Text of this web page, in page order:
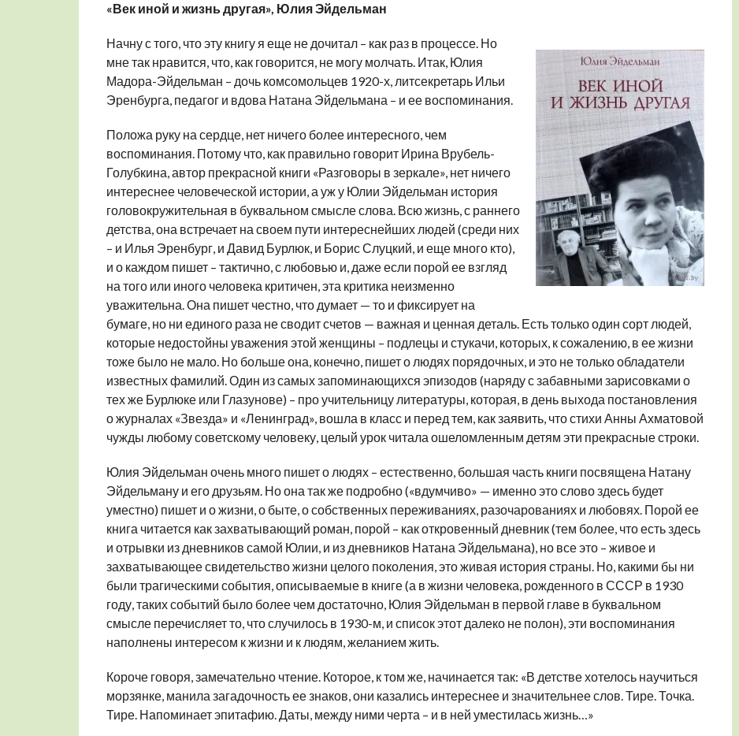
«Век иной и жизнь другая», Юлия Эйдельман
Начну с того, что эту книгу я еще не дочитал – как раз в процессе. Но
мне так нравится, что, как говорится, не могу молчать. Итак, Юлия
Мадора-Эйдельман – дочь комсомольцев 1920-х, литсекретарь Ильи
Эренбурга, педагог и вдова Натана Эйдельмана – и ее воспоминания.
Положа руку на сердце, нет ничего более интересного, чем
воспоминания. Потому что, как правильно говорит Ирина Врубель-
Голубкина, автор прекрасной книги «Разговоры в зеркале», нет ничего
интереснее человеческой истории, а уж у Юлии Эйдельман история
головокружительная в буквальном смысле слова. Всю жизнь, с раннего
детства, она встречает на своем пути интереснейших людей (среди них
– и Илья Эренбург, и Давид Бурлюк, и Борис Слуцкий, и еще много кто),
и о каждом пишет – тактично, с любовью и, даже если порой ее взгляд
на того или иного человека критичен, эта критика неизменно
уважительна. Она пишет честно, что думает — то и фиксирует на
бумаге, но ни единого раза не сводит счетов — важная и ценная деталь. Есть только один сорт людей,
которые недостойны уважения этой женщины – подлецы и стукачи, которых, к сожалению, в ее жизни
тоже было не мало. Но больше она, конечно, пишет о людях порядочных, и это не только обладатели
известных фамилий. Один из самых запоминающихся эпизодов (наряду с забавными зарисовками о
тех же Бурлюке или Глазунове) – про учительницу литературы, которая, в день выхода постановления
о журналах «Звезда» и «Ленинград», вошла в класс и перед тем, как заявить, что стихи Анны Ахматовой
чужды любому советскому человеку, целый урок читала ошеломленным детям эти прекрасные строки.
Юлия Эйдельман очень много пишет о людях – естественно, большая часть книги посвящена Натану
Эйдельману и его друзьям. Но она так же подробно («вдумчиво» — именно это слово здесь будет
уместно) пишет и о жизни, о быте, о собственных переживаниях, разочарованиях и любовях. Порой ее
книга читается как захватывающий роман, порой – как откровенный дневник (тем более, что есть здесь
и отрывки из дневников самой Юлии, и из дневников Натана Эйдельмана), но все это – живое и
захватывающее свидетельство жизни целого поколения, это живая история страны. Но, какими бы ни
были трагическими события, описываемые в книге (а в жизни человека, рожденного в СССР в 1930
году, таких событий было более чем достаточно, Юлия Эйдельман в первой главе в буквальном
смысле перечисляет то, что случилось в 1930-м, и список этот далеко не полон), эти воспоминания
наполнены интересом к жизни и к людям, желанием жить.
Короче говоря, замечательно чтение. Которое, к том же, начинается так: «В детстве хотелось научиться
морзянке, манила загадочность ее знаков, они казались интереснее и значительнее слов. Тире. Точка.
Тире. Напоминает эпитафию. Даты, между ними черта – и в ней уместилась жизнь…»